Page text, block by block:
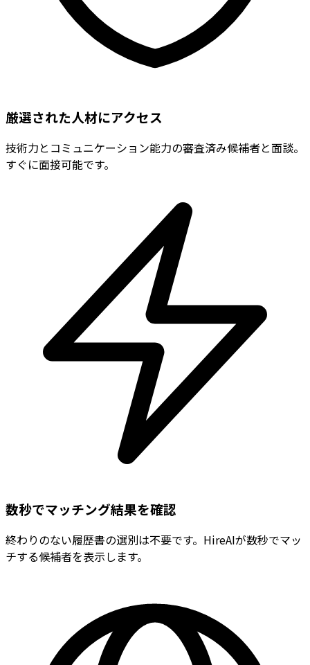
厳選された人材にアクセス
技術力とコミュニケーション能力の審査済み候補者と面談。
すぐに面接可能です。
数秒でマッチング結果を確認
終わりのない履歴書の選別は不要です。HireAIが数秒でマッ
チする候補者を表示します。